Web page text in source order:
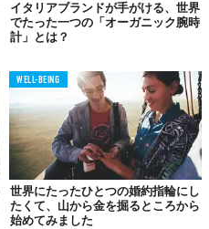
イタリアブランドが手がける、世界
でたった一つの「オーガニック腕時
計」とは？
WELL-BEING
世界にたったひとつの婚約指輪にし
たくて、山から金を掘るところから
始めてみました